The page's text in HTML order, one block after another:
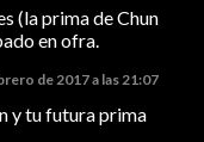
(la prima de Chun
en ofra.
de 2017 a las 21:07
y tu futura prima